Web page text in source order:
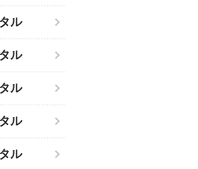
ル
ル
ル
ル
ル